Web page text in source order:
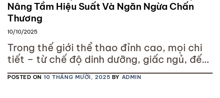
Nâng Tầm Hiệu Suất Và Ngăn Ngừa Chấn
Thương
10/10/2025
Trong thế giới thể thao đỉnh cao, mọi chi
tiết – từ chế độ dinh dưỡng, giấc ngủ, đến
phương pháp tập luyện – đều có thể quyết
định thắng bại. Nếu như trước đây các vận
POSTED ON 10 THÁNG MƯỜI, 2025 BY ADMIN